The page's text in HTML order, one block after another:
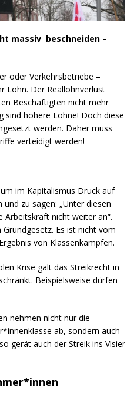
massiv beschneiden –
oder Verkehrsbetriebe –
Lohn. Der Reallohnverlust
Beschäftigten nicht mehr
sind höhere Löhne! Doch diese
werden. Daher muss
verteidigt werden!
im Kapitalismus Druck auf
zu sagen: „Unter diesen
Arbeitskraft nicht weiter an“.
Es ist nicht vom
von Klassenkämpfen.
Krise galt das Streikrecht in
Beispielsweise dürfen
nehmen nicht nur die
ab, sondern auch
gerät auch der Streik ins Visier